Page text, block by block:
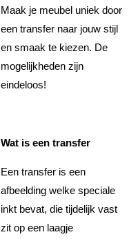
Maak je meubel uniek door
een transfer naar jouw stijl
en smaak te kiezen. De
mogelijkheden zijn
eindeloos!
Wat is een transfer
Een transfer is een
afbeelding welke speciale
inkt bevat, die tijdelijk vast
zit op een laagje